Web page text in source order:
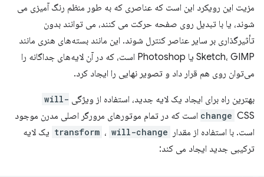
مزیت این رویکرد این است که عناصری که به طور منظم رنگ آمیزی می
شوند، یا با تبدیل روی صفحه حرکت می کنند، می توانند بدون
تأثیرگذاری بر سایر عناصر کنترل شوند. این مانند بسته‌های هنری مانند
Sketch، GIMP یا Photoshop است، که در آن لایه‌های جداگانه را
می‌توان روی هم قرار داد و تصویر نهایی را ایجاد کرد.
بهترین راه برای ایجاد یک لایه جدید، استفاده از ویژگی will-
change CSS است که در تمام موتورهای مرورگر اصلی مدرن موجود
است. با استفاده از مقدار
transform ، will-change
یک لایه
ترکیبی جدید ایجاد می کند: